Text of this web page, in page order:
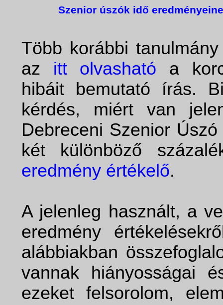
Szenior úszók idő
Több korábbi
az itt olvasható a
hibáit bemutató írás.
kérdés, miért van
Debreceni Szenior
két különböző
eredmény értékelő.
A jelenleg használt, a
eredmény
alábbiakban
vannak hiányosságai
ezeket felsorolom,